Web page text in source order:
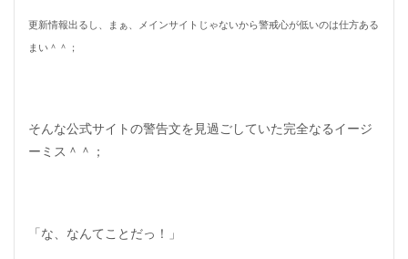
更新情報出るし、まぁ、メインサイトじゃないから警戒心が低いのは仕方ある
まい＾＾；
そんな公式サイトの警告文を見過ごしていた完全なるイージ
ーミス＾＾；
「な、なんてことだっ！」